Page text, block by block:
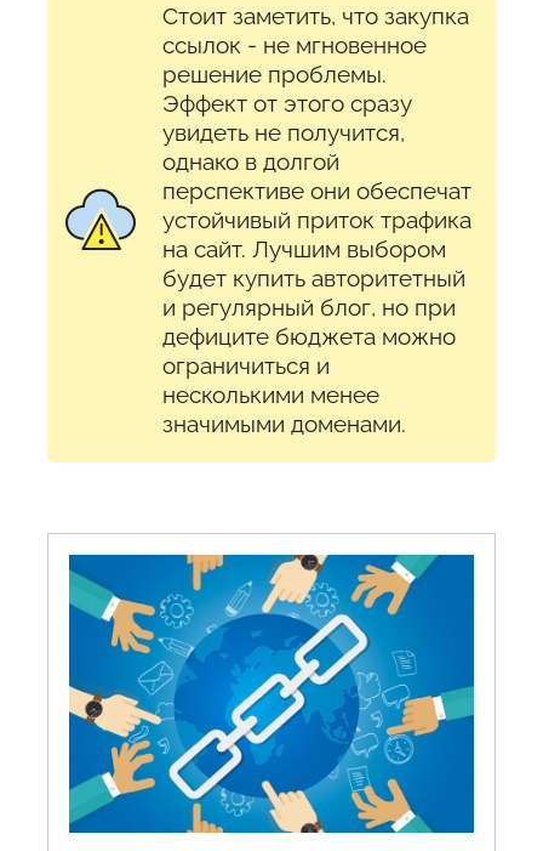
Стоит заметить, что закупка
ссылок - не мгновенное
решение проблемы.
Эффект от этого сразу
увидеть не получится,
однако в долгой
перспективе они обеспечат
устойчивый приток трафика
на сайт. Лучшим выбором
будет купить авторитетный
и регулярный блог, но при
дефиците бюджета можно
ограничиться и
несколькими менее
значимыми доменами.